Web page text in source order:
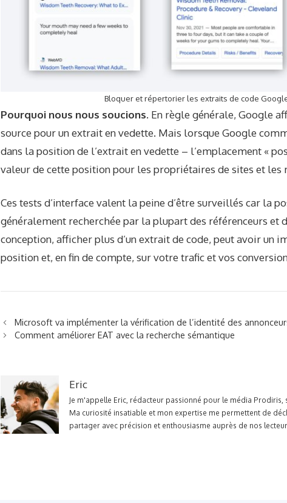
Bloquer et répertorier les extraits de code
Pourquoi nous nous soucions. En règle générale, Google
source pour un extrait en vedette. Mais lorsque Google
dans la position de l’extrait en vedette – l’emplacement «
valeur de cette position pour les propriétaires de sites et les
Ces tests d’interface valent la peine d’être surveillés car la
généralement recherchée par la plupart des référenceurs et
conception, afficher plus d’un extrait de code, peut avoir un
position et, en fin de compte, sur votre trafic et vos
Microsoft va implémenter la vérification de l’identité des
Comment améliorer EAT avec la recherche sémantique
Eric
Je m'appelle Eric, rédacteur passionné pour le média
Ma curiosité insatiable et mon expertise me permettent de
partager avec précision et enthousiasme auprès de nos